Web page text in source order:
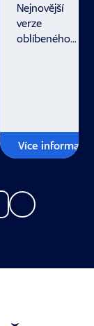
Nejnovější
verze
oblíbeného
rozhodně
nepřehlédnete.
Více informací